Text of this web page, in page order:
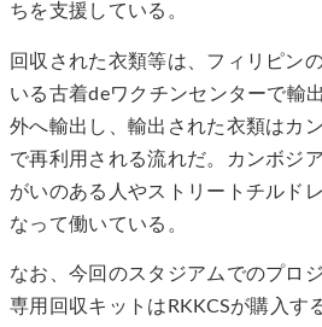
ちを支援している。
回収された衣類等は、フィリピン
いる古着deワクチンセンターで輸
外へ輸出し、輸出された衣類はカ
で再利用される流れだ。カンボジ
がいのある人やストリートチルド
なって働いている。
なお、今回のスタジアムでのプロ
専用回収キットはRKKCSが購入す